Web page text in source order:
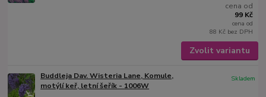
cena od
99 Kč
cena od
88 Kč bez DPH
Zvolit variantu
Buddleja Dav. Wisteria Lane, Komule,
motýlí keř, letní šeřík - 1006W
Skladem